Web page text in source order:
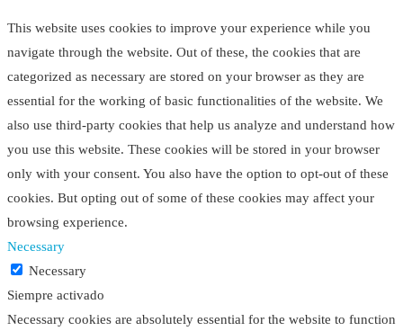
This website uses cookies to improve your experience while you
navigate through the website. Out of these, the cookies that are
categorized as necessary are stored on your browser as they are
essential for the working of basic functionalities of the website. We
also use third-party cookies that help us analyze and understand how
you use this website. These cookies will be stored in your browser
only with your consent. You also have the option to opt-out of these
cookies. But opting out of some of these cookies may affect your
browsing experience.
Necessary
Necessary
Siempre activado
Necessary cookies are absolutely essential for the website to function